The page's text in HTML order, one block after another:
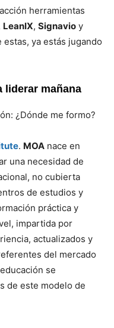
herramientas
LeanIX, Signavio y
estas, ya estás jugando
liderar mañana
¿Dónde me formo?
. MOA nace en
una necesidad de
no cubierta
de estudios y
práctica y
impartida por
actualizados y
del mercado
se
de este modelo de